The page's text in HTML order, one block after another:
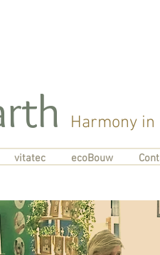
Harmony in
vitatec ecoBouw